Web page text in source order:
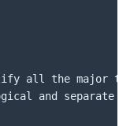
all the major
and separate